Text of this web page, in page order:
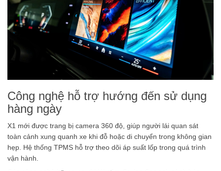
Công nghệ hỗ trợ hướng đến sử dụng
hàng ngày
X1 mới được trang bị camera 360 độ, giúp người lái quan sát
toàn cảnh xung quanh xe khi đỗ hoặc di chuyển trong không gian
hẹp. Hệ thống TPMS hỗ trợ theo dõi áp suất lốp trong quá trình
vận hành.